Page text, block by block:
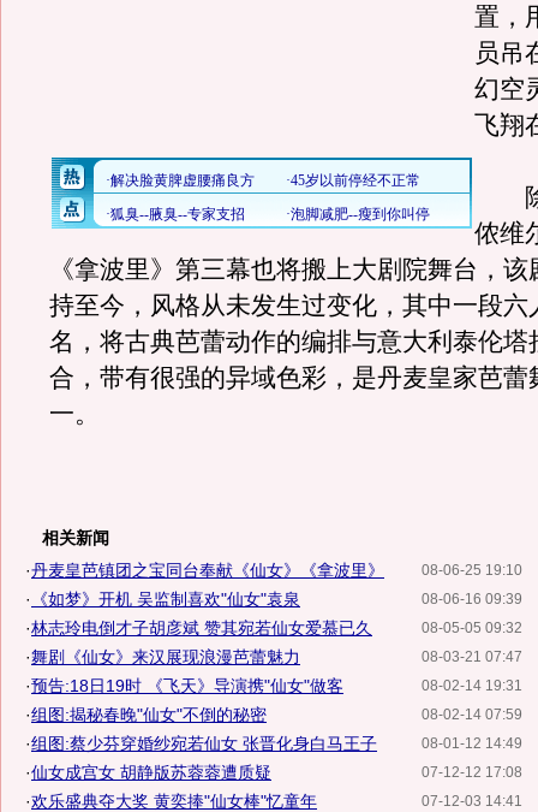
置，
员吊
幻空
飞翔
除
侬维
《拿波里》第三幕也将搬上大剧院舞台，
持至今，风格从未发生过变化，其中一段六
名，将古典芭蕾动作的编排与意大利泰伦塔
合，带有很强的异域色彩，是丹麦皇家芭蕾
一。
相关新闻
08-06-25 19:10
·丹麦皇芭镇团之宝同台奉献《仙女》《拿波里》
08-06-16 09:39
· 《如梦》开机 吴监制喜欢"仙女"袁泉
08-05-05 09:32
·林志玲电倒才子胡彦斌 赞其宛若仙女爱慕已久
08-03-21 07:47
·舞剧《仙女》来汉展现浪漫芭蕾魅力
08-02-14 19:31
·预告:18日19时 《飞天》导演携"仙女"做客
08-02-14 07:59
·组图:揭秘春晚"仙女"不倒的秘密
08-01-12 14:49
·组图:蔡少芬穿婚纱宛若仙女 张晋化身白马王子
07-12-12 17:08
·仙女成宫女 胡静版苏蓉蓉遭质疑
07-12-03 14:41
·欢乐盛典夺大奖 黄奕捧"仙女棒"忆童年